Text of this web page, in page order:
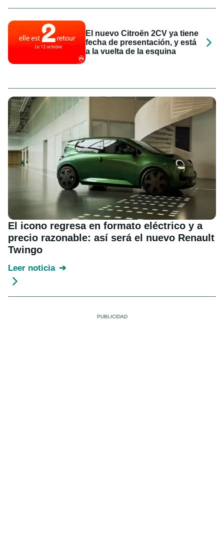
El nuevo Citroën 2CV ya tiene
fecha de presentación, y está
a la vuelta de la esquina
El icono regresa en formato eléctrico y a
precio razonable: así será el nuevo Renault
Twingo
Leer noticia